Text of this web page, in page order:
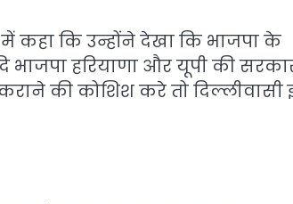
कहा कि उन्होंने देखा कि भाजपा के
भाजपा हरियाणा और यूपी की
की कोशिश करे तो दिल्लीवासी